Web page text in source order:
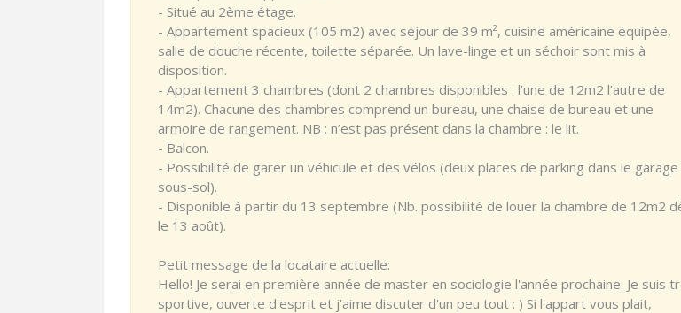
- Situé au 2ème étage.
- Appartement spacieux (105 m2) avec séjour de 39 m², cuisine américaine équipée,
salle de douche récente, toilette séparée. Un lave-linge et un séchoir sont mis à
disposition.
- Appartement 3 chambres (dont 2 chambres disponibles : l’une de 12m2 l’autre de
14m2). Chacune des chambres comprend un bureau, une chaise de bureau et une
armoire de rangement. NB : n’est pas présent dans la chambre : le lit.
- Balcon.
- Possibilité de garer un véhicule et des vélos (deux places de parking dans le garage
sous-sol).
- Disponible à partir du 13 septembre (Nb. possibilité de louer la chambre de 12m2
le 13 août).
Petit message de la locataire actuelle:
Hello! Je serai en première année de master en sociologie l'année prochaine. Je suis
sportive, ouverte d'esprit et j'aime discuter d'un peu tout : ) Si l'appart vous plait,